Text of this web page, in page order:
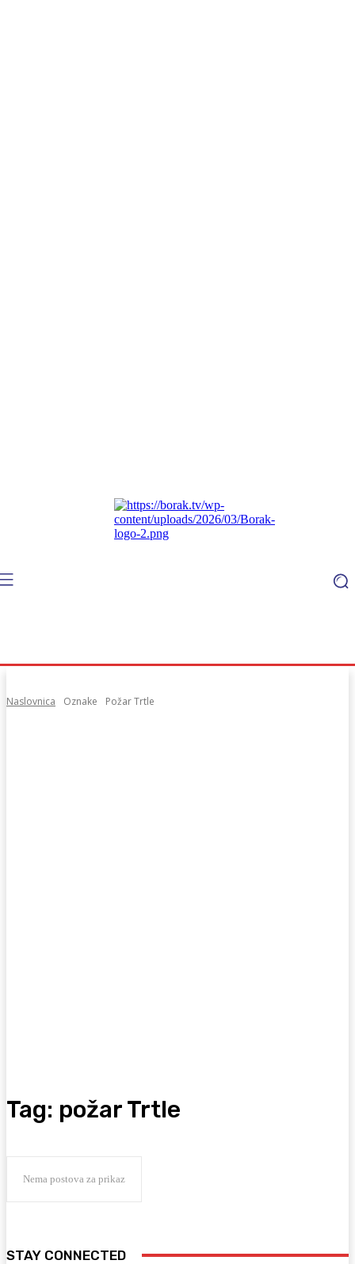
Naslovnica Oznake Požar Trtle
Tag: požar Trtle
Nema postova za prikaz
STAY CONNECTED